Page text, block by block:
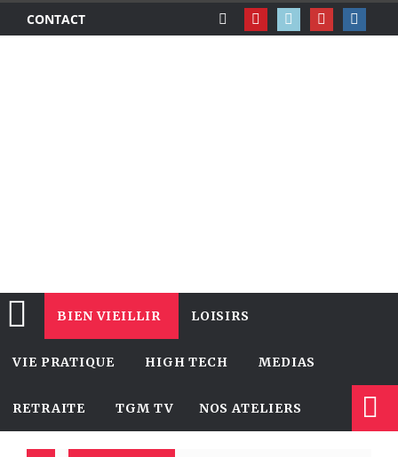
CONTACT
BIEN VIEILLIR LOISIRS
VIE PRATIQUE HIGH TECH MEDIAS
RETRAITE TGM TV NOS ATELIERS